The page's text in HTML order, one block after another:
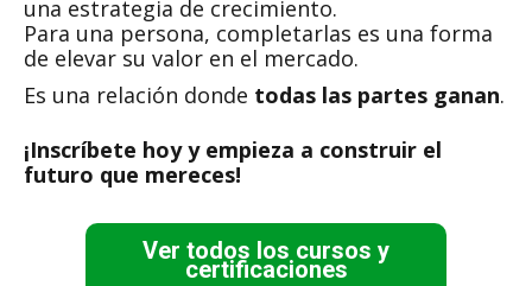
una estrategia de crecimiento.
Para una persona, completarlas es una forma
de elevar su valor en el mercado.
Es una relación donde todas las partes ganan.
¡Inscríbete hoy y empieza a construir el
futuro que mereces!
Ver todos los cursos y
certificaciones